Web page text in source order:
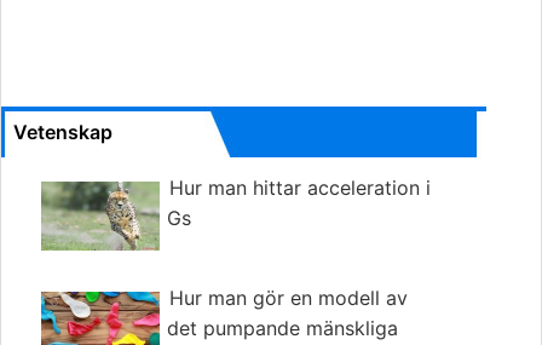
Vetenskap
Hur man hittar acceleration i
Gs
Hur man gör en modell av
det pumpande mänskliga